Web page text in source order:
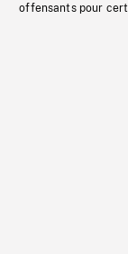
offensants pour